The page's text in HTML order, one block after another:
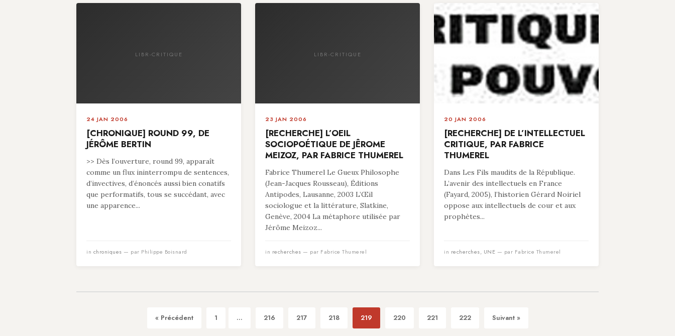
LIBR-CRITIQUE
24 JAN 2006
[CHRONIQUE] ROUND 99, DE
JÉRÔME BERTIN
>> Dès l’ouverture, round 99, apparaît
comme un flux ininterrompu de sentences,
d’invectives, d’énoncés aussi bien conatifs
que performatifs, tous se succédant, avec
une apparence...
in chroniques — par Philippe Boisnard
LIBR-CRITIQUE
23 JAN 2006
[RECHERCHE] L’OEIL
SOCIOPOÉTIQUE DE JÊROME
MEIZOZ, PAR FABRICE THUMEREL
Fabrice Thumerel Le Gueux Philosophe
(Jean-Jacques Rousseau), Éditions
Antipodes, Lausanne, 2003 L’Œil
sociologue et la littérature, Slatkine,
Genève, 2004 La métaphore utilisée par
Jérôme Meizoz...
in recherches — par Fabrice Thumerel
20 JAN 2006
[RECHERCHE] DE L’INTELLECTUEL
CRITIQUE, PAR FABRICE
THUMEREL
Dans Les Fils maudits de la République.
L’avenir des intellectuels en France
(Fayard, 2005), l’historien Gérard Noiriel
oppose aux intellectuels de cour et aux
prophètes...
in recherches, UNE — par Fabrice Thumerel
« Précédent 1 ... 216 217 218 219 220 221 222 Suivant »